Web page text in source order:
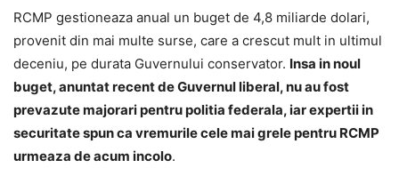
RCMP gestioneaza anual un buget de 4,8 miliarde dolari,
provenit din mai multe surse, care a crescut mult in ultimul
deceniu, pe durata Guvernului conservator. Insa in noul
buget, anuntat recent de Guvernul liberal, nu au fost
prevazute majorari pentru politia federala, iar expertii in
securitate spun ca vremurile cele mai grele pentru RCMP
urmeaza de acum incolo.